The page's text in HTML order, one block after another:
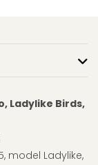
Ladylike Birds,
model Ladylike,